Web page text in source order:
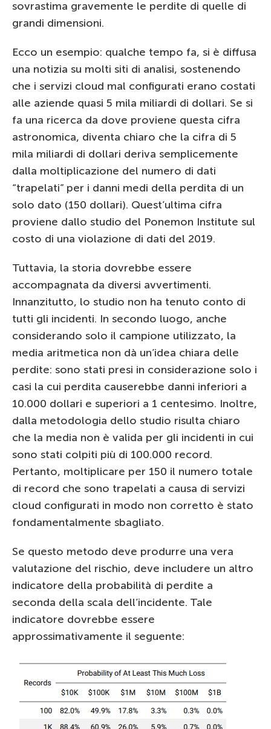
sovrastima gravemente le perdite di quelle di
grandi dimensioni.
Ecco un esempio: qualche tempo fa, si è diffusa
una notizia su molti siti di analisi, sostenendo
che i servizi cloud mal configurati erano costati
alle aziende quasi 5 mila miliardi di dollari. Se si
fa una ricerca da dove proviene questa cifra
astronomica, diventa chiaro che la cifra di 5
mila miliardi di dollari deriva semplicemente
dalla moltiplicazione del numero di dati
“trapelati” per i danni medi della perdita di un
solo dato (150 dollari). Quest’ultima cifra
proviene dallo studio del Ponemon Institute sul
costo di una violazione di dati del 2019.
Tuttavia, la storia dovrebbe essere
accompagnata da diversi avvertimenti.
Innanzitutto, lo studio non ha tenuto conto di
tutti gli incidenti. In secondo luogo, anche
considerando solo il campione utilizzato, la
media aritmetica non dà un’idea chiara delle
perdite: sono stati presi in considerazione solo i
casi la cui perdita causerebbe danni inferiori a
10.000 dollari e superiori a 1 centesimo. Inoltre,
dalla metodologia dello studio risulta chiaro
che la media non è valida per gli incidenti in cui
sono stati colpiti più di 100.000 record.
Pertanto, moltiplicare per 150 il numero totale
di record che sono trapelati a causa di servizi
cloud configurati in modo non corretto è stato
fondamentalmente sbagliato.
Se questo metodo deve produrre una vera
valutazione del rischio, deve includere un altro
indicatore della probabilità di perdite a
seconda della scala dell’incidente. Tale
indicatore dovrebbe essere
approssimativamente il seguente: